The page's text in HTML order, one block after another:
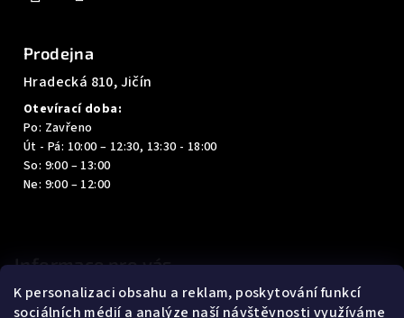
K personalizaci obsahu a reklam, poskytování funkcí
sociálních médií a analýze naší návštěvnosti využíváme
Prodejna
Hradecká 810, Jičín
Otevírací doba:
Po: Zavřeno
Út - Pá: 10:00 – 12:30, 13:30 - 18:00
So: 9:00 – 13:00
Ne: 9:00 – 12:00
Informace pro vás
Kontakty